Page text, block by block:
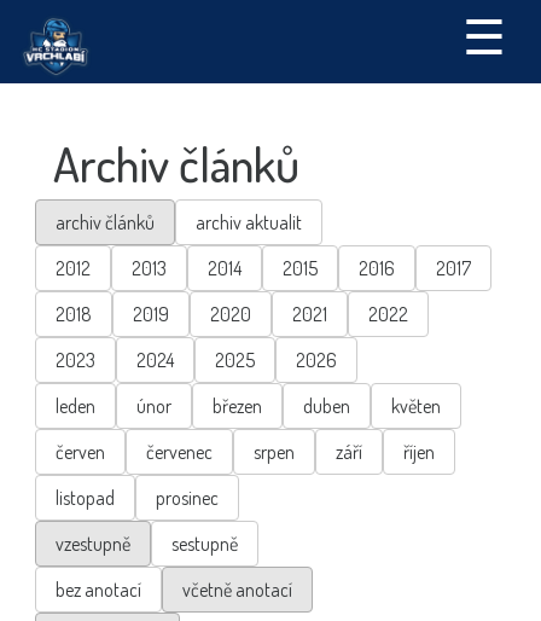
☰
Archiv článků
archiv článků
archiv aktualit
2012
2013 2014 2015 2016
2017
2018
2019 2020 2021
2022
2023
2024 2025
2026
leden
únor březen duben
květen
červen
červenec srpen září
říjen
listopad
prosinec
vzestupně
sestupně
bez anotací
včetně anotací